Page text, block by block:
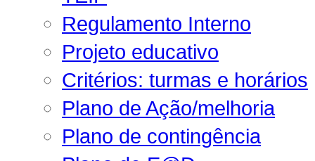
Regulamento Interno
Projeto educativo
Critérios: turmas e horários
Plano de Ação/melhoria
Plano de contingência